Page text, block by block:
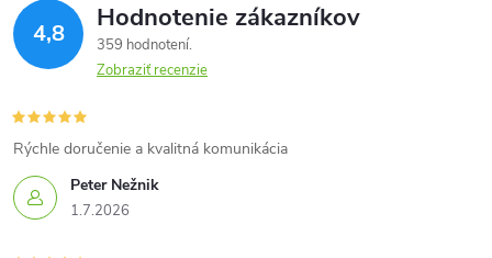
4,8 Hodnotenie zákazníkov
359 hodnotení
Zobraziť recenzie
Peter Nežnik
1.7.2026
Rýchle doručenie a kvalitná komunikácia